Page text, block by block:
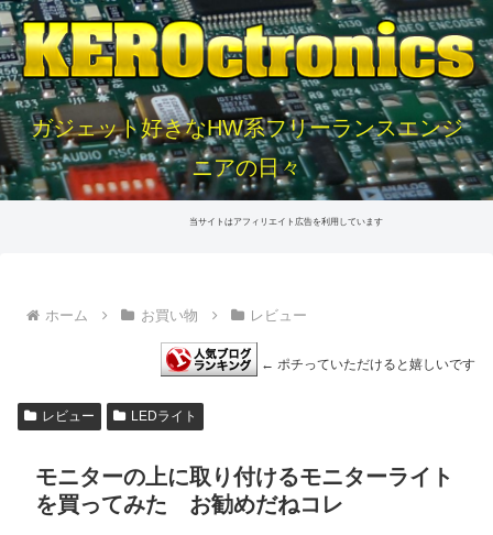
ガジェット好きなHW系フリーランスエンジ
ニアの日々
当サイトはアフィリエイト広告を利用しています
ホーム お買い物 レビュー
← ポチっていただけると嬉しいです
レビュー LEDライト
モニターの上に取り付けるモニターライト
を買ってみた お勧めだねコレ